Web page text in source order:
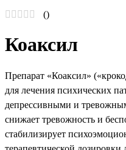
()
Коаксил
Препарат «Коаксил»
для лечения психических
депрессивными и
снижает тревожность и
стабилизирует